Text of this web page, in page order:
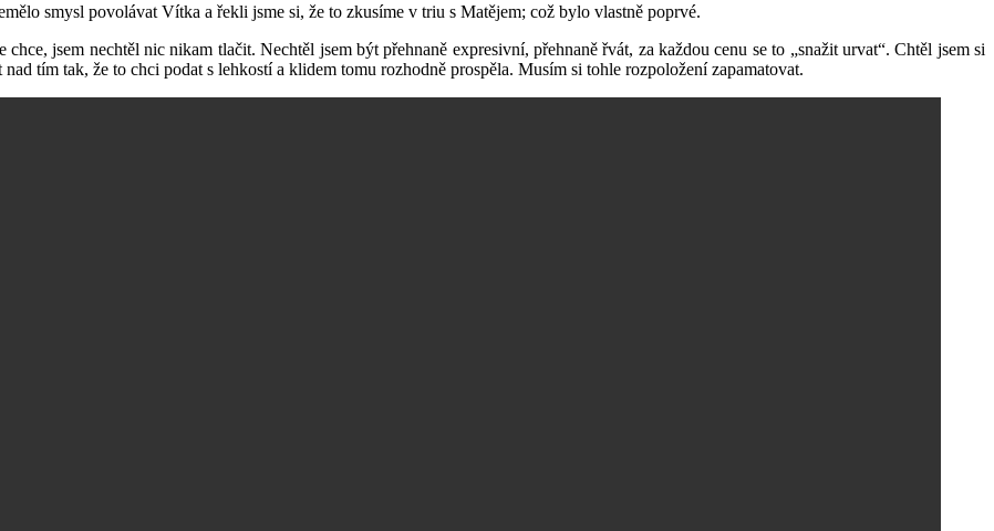
smysl povolávat Vítka a řekli jsme si, že to zkusíme v triu s Matějem; což bylo vlastně poprvé.
jsem nechtěl nic nikam tlačit. Nechtěl jsem být přehnaně expresivní, přehnaně řvát, za každou cenu se to „snažit urvat“. Chtěl jsem si
tím tak, že to chci podat s lehkostí a klidem tomu rozhodně prospěla. Musím si tohle rozpoložení zapamatovat.